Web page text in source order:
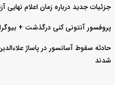
جزئیات جدید درباره زمان اعلام نهایی
پروفسور آنتونی کنی درگذشت +
شدند